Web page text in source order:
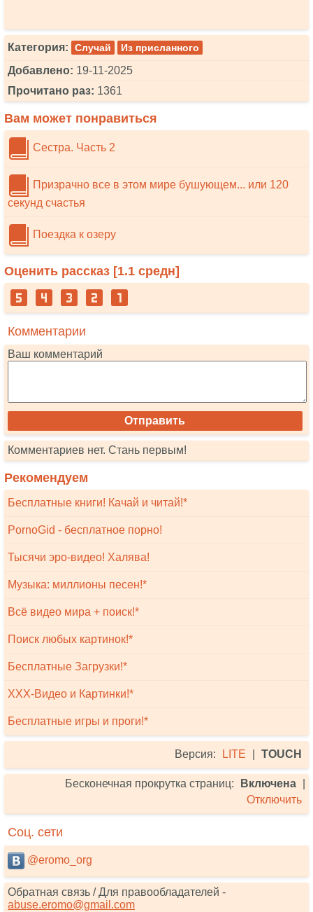
Категория: Случай Из присланного
Добавлено: 19-11-2025
Прочитано раз: 1361
Вам может понравиться
Сестра. Часть 2
Призрачно все в этом мире бушующем... или 120
секунд счастья
Поездка к озеру
Оценить рассказ [1.1 средн]
Комментарии
Ваш комментарий
Комментариев нет. Стань первым!
Рекомендуем
Бесплатные книги! Качай и читай!*
PornoGid - бесплатное порно!
Тысячи эро-видео! Халява!
Музыка: миллионы песен!*
Всё видео мира + поиск!*
Поиск любых картинок!*
Бесплатные Загрузки!*
XXX-Видео и Картинки!*
Бесплатные игры и проги!*
Версия: LITE TOUCH
Бесконечная прокрутка страниц: Включена
Отключить
Соц. сети
@eromo_org
Обратная связь / Для правообладателей -
abuse.eromo@gmail.com